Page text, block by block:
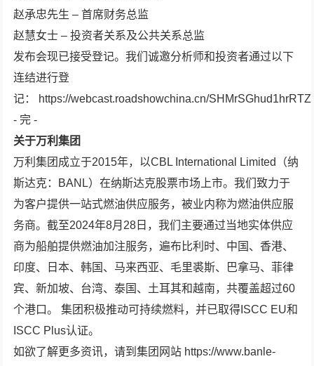
赵承忠先生 – 首席财务总监
赵慧女士 – 投资者关系及公共关系总监
发布会现已接受登记。我们诚邀分析师和投资者通过以下
连结进行登
记： https://webcast.roadshowchina.cn/
- 完 -
关于万利集团
万利集团成立于2015年，以CBL International Limited（纳
斯达克：BANL）在纳斯达克股票市场上市。我们致力于
为客户提供一站式燃油供应服务，被业内称为燃油供应服
务商。截至2024年8月28日，我们主要通过当地实体供应
商为船舶提供燃油加注服务，遍布比利时、中国、香港、
印度、日本、韩国、马来西亚、毛里裘斯、巴拿马、菲律
宾、新加坡、台湾、泰国、土耳其和越南，共覆盖超过60
个港口。 集团积极推动可持续燃料，并已取得ISCC EU和
ISCC Plus认证。
如欲了解更多资讯，请到集团网站 https://www.banle-